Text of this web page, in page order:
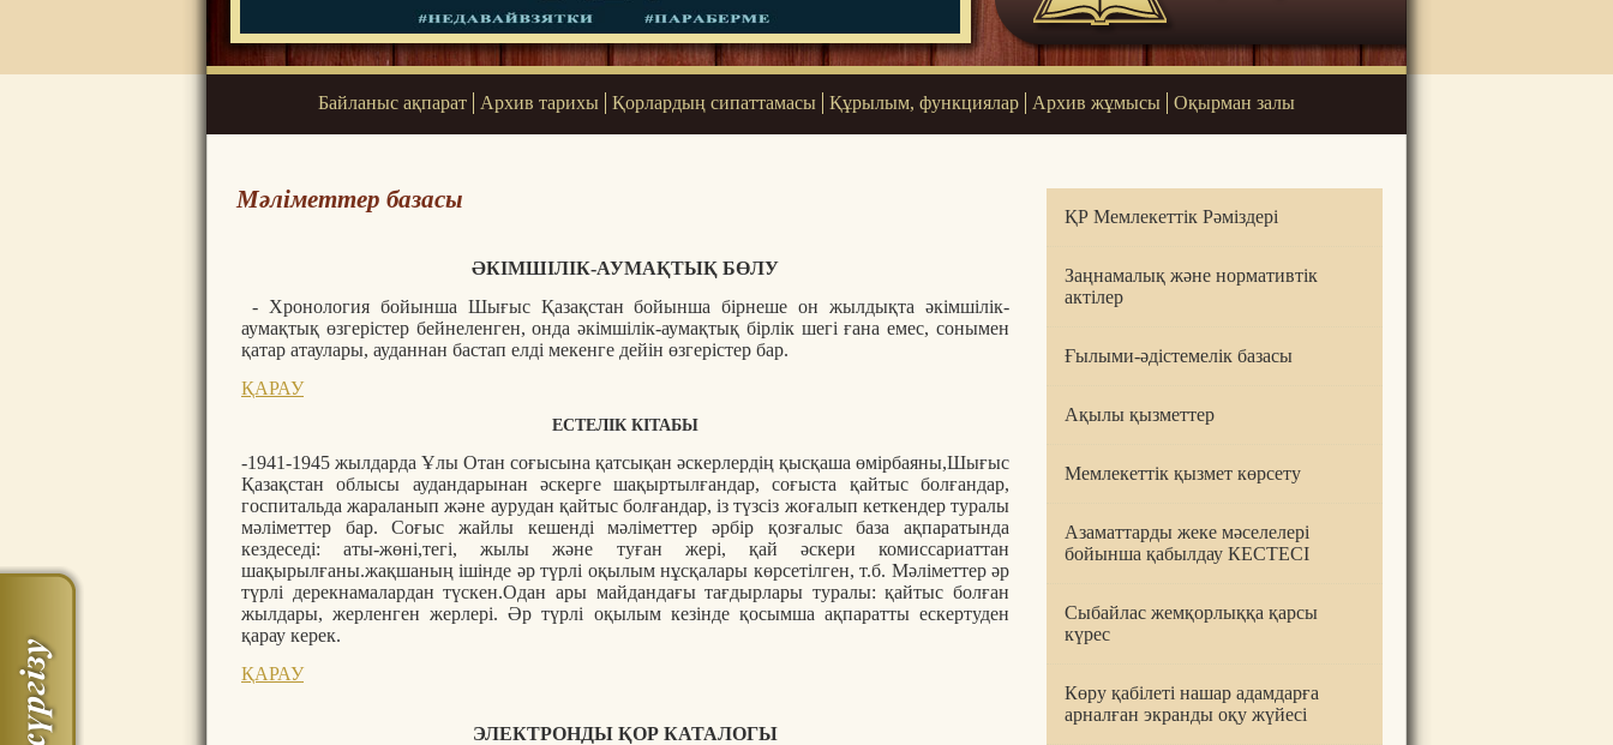
Байланыс ақпарат Архив тарихы Қорлардың сипаттамасы Құрылым, функциялар Архив жұмысы Оқырман залы
Мәліметтер базасы
ӘКІМШІЛІК-АУМАҚТЫҚ БӨЛУ
- Хронология бойынша Шығыс Қазақстан бойынша бірнеше он жылдықта әкімшілік-
аумақтық өзгерістер бейнеленген, онда әкімшілік-аумақтық бірлік шегі ғана емес, сонымен
қатар атаулары, ауданнан бастап елді мекенге дейін өзгерістер бар.
ҚАРАУ
ЕСТЕЛІК КІТАБЫ
-1941-1945 жылдарда Ұлы Отан соғысына қатсықан әскерлердің қысқаша өмірбаяны,Шығыс
Қазақстан облысы аудандарынан әскерге шақыртылғандар, соғыста қайтыс болғандар,
госпитальда жараланып және аурудан қайтыс болғандар, із түзсіз жоғалып кеткендер туралы
мәліметтер бар. Соғыс жайлы кешенді мәліметтер әрбір қозғалыс база ақпаратында
кездеседі: аты-жөні,тегі, жылы және туған жері, қай әскери комиссариаттан
шақырылғаны.жақшаның ішінде әр түрлі оқылым нұсқалары көрсетілген, т.б. Мәліметтер әр
түрлі дерекнамалардан түскен.Одан ары майдандағы тағдырлары туралы: қайтыс болған
жылдары, жерленген жерлері. Әр түрлі оқылым кезінде қосымша ақпаратты ескертуден
қарау керек.
ҚАРАУ
ЭЛЕКТРОНДЫ ҚОР КАТАЛОГЫ
ҚР Мемлекеттік Рәміздері
Заңнамалық және нормативтік
актілер
Ғылыми-әдістемелік базасы
Ақылы қызметтер
Мемлекеттік қызмет көрсету
Азаматтарды жеке мәселелері
бойынша қабылдау КЕСТЕСІ
Сыбайлас жемқорлыққа қарсы
күрес
Көру қабілеті нашар адамдарға
арналған экранды оқу жүйесі